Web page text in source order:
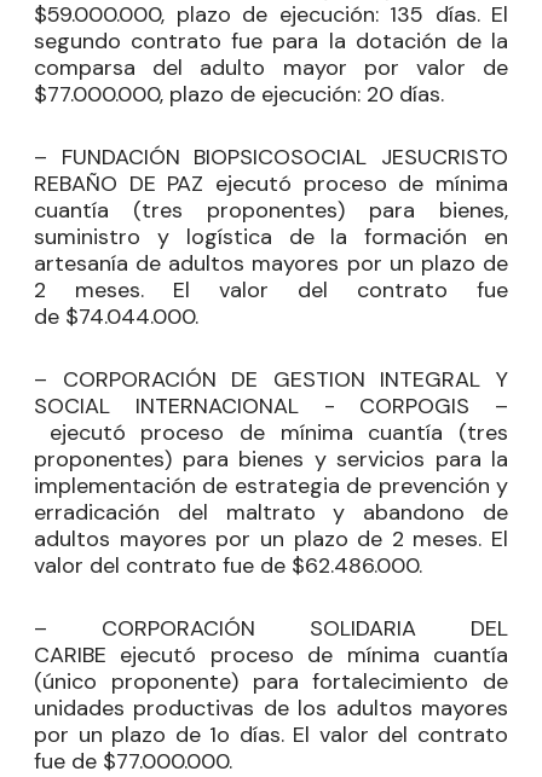
$59.000.000, plazo de ejecución: 135 días. El
segundo contrato fue para la dotación de la
comparsa del adulto mayor por valor de
$77.000.000, plazo de ejecución: 20 días.
– FUNDACIÓN BIOPSICOSOCIAL JESUCRISTO
REBAÑO DE PAZ ejecutó proceso de mínima
cuantía (tres proponentes) para bienes,
suministro y logística de la formación en
artesanía de adultos mayores por un plazo de
2 meses. El valor del contrato fue
de $74.044.000.
– CORPORACIÓN DE GESTION INTEGRAL Y
SOCIAL INTERNACIONAL - CORPOGIS –
ejecutó proceso de mínima cuantía (tres
proponentes) para bienes y servicios para la
implementación de estrategia de prevención y
erradicación del maltrato y abandono de
adultos mayores por un plazo de 2 meses. El
valor del contrato fue de $62.486.000.
– CORPORACIÓN SOLIDARIA DEL
CARIBE ejecutó proceso de mínima cuantía
(único proponente) para fortalecimiento de
unidades productivas de los adultos mayores
por un plazo de 1o días. El valor del contrato
fue de $77.000.000.